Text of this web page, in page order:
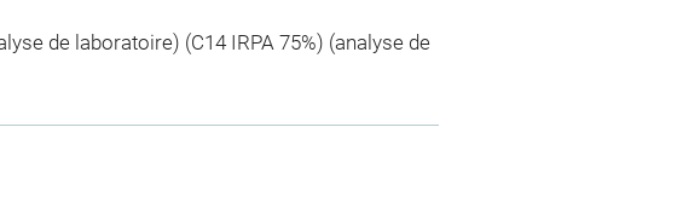
de laboratoire) (C14 IRPA 75%) (analyse de